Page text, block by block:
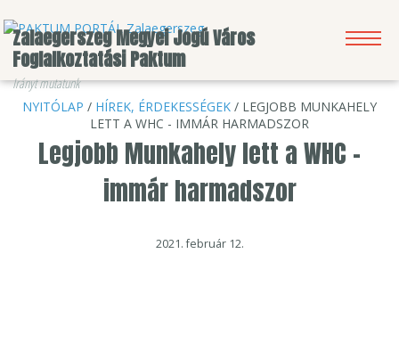
Zalaegerszeg Megyei Jogú Város
Foglalkoztatási Paktum
Irányt mutatunk
KERESÉS
HÍRLEVÉL BEJELENTKEZÉS
NYITÓLAP / HÍREK, ÉRDEKESSÉGEK / LEGJOBB MUNKAHELY
LETT A WHC - IMMÁR HARMADSZOR
Legjobb Munkahely lett a WHC -
immár harmadszor
2021. február 12.